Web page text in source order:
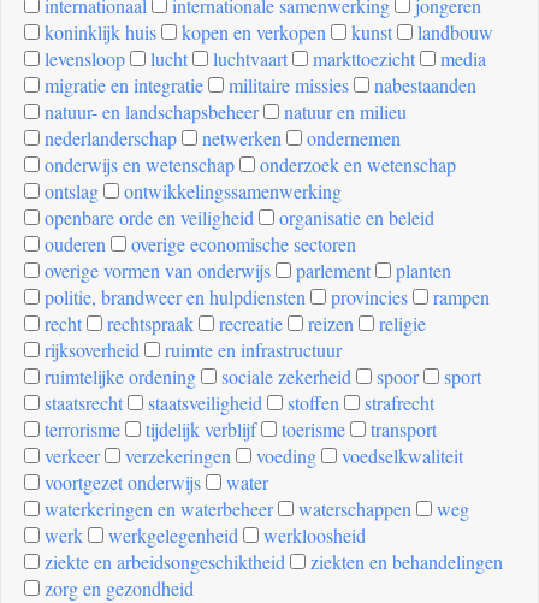
internationaal
internationale samenwerking
jongeren
koninklijk huis
kopen en verkopen kunst
landbouw
levensloop
lucht luchtvaart markttoezicht
media
migratie en integratie
militaire missies
nabestaanden
natuur- en landschapsbeheer
natuur en milieu
nederlanderschap
netwerken
ondernemen
onderwijs en wetenschap
onderzoek en wetenschap
ontslag
ontwikkelingssamenwerking
openbare orde en veiligheid
organisatie en beleid
ouderen
overige economische sectoren
overige vormen van onderwijs
parlement
planten
politie, brandweer en hulpdiensten
provincies
rampen
recht
rechtspraak recreatie reizen
religie
rijksoverheid
ruimte en infrastructuur
ruimtelijke ordening
sociale zekerheid spoor
sport
staatsrecht
staatsveiligheid stoffen
strafrecht
terrorisme
tijdelijk verblijf toerisme
transport
verkeer
verzekeringen voeding
voedselkwaliteit
voortgezet onderwijs
water
waterkeringen en waterbeheer
waterschappen
weg
werk
werkgelegenheid
werkloosheid
ziekte en arbeidsongeschiktheid
ziekten en behandelingen
zorg en gezondheid